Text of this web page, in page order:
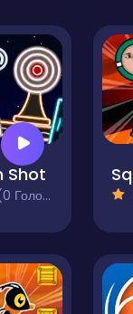
Shot